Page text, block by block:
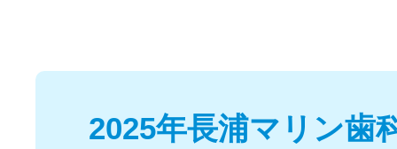
2025年長浦マリン歯